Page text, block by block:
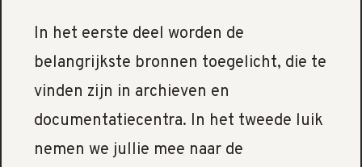
In het eerste deel worden de
belangrijkste bronnen toegelicht, die te
vinden zijn in archieven en
documentatiecentra. In het tweede luik
nemen we jullie mee naar de